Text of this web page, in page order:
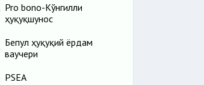
Pro bono-Кўнгилли
ҳуқуқшунос
Бепул ҳуқуқий ёрдам
ваучери
PSEA